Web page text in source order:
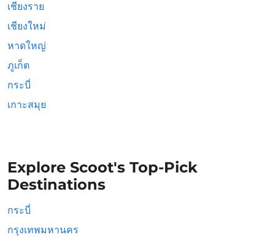
เชียงราย
เชียงใหม่
หาดใหญ่
ภูเก็ต
กระบี่
เกาะสมุย
Explore Scoot's Top-Pick
Destinations
กระบี่
กรุงเทพมหานคร